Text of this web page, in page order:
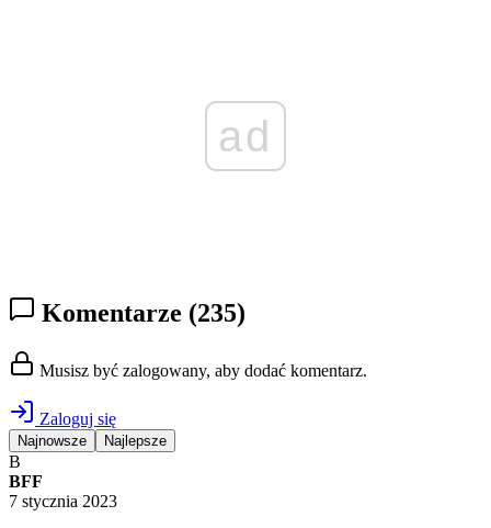
ad
Komentarze (235)
Musisz być zalogowany, aby dodać komentarz.
Zaloguj się
Najnowsze Najlepsze
B
BFF
7 stycznia 2023